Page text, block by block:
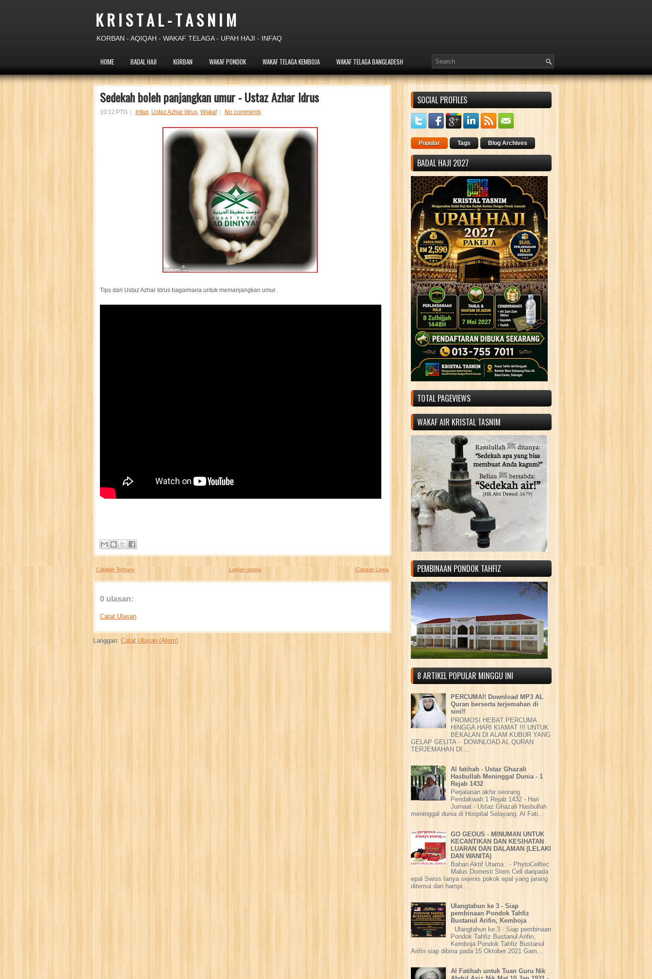
K R I S T A L - T A S N I M
KORBAN - AQIQAH - WAKAF TELAGA - UPAH HAJI - INFAQ
HOME BADAL HAJI KORBAN WAKAF PONDOK WAKAF TELAGA KEMBOJA WAKAF TELAGA BANGLADESH
Sedekah boleh panjangkan umur - Ustaz Azhar Idrus
10:12 PTG Infaq, Ustaz Azhar Idrus, Wakaf No comments
Tips dari Ustaz Azhar Idrus bagaimana untuk memanjangkan umur.
Catatan Terbaru Catatan Lama
Laman utama
0 ulasan:
Catat Ulasan
Langgan: Catat Ulasan (Atom)
SOCIAL PROFILES
Popular Tags Blog Archives
BADAL HAJI 2027
TOTAL PAGEVIEWS
WAKAF AIR KRISTAL TASNIM
PEMBINAAN PONDOK TAHFIZ
8 ARTIKEL POPULAR MINGGU INI
PERCUMA!! Download MP3 AL
Quran berserta terjemahan di
sini!!
PROMOSI HEBAT PERCUMA
HINGGA HARI KIAMAT !!! UNTUK
BEKALAN DI ALAM KUBUR YANG
GELAP GELITA - DOWNLOAD AL QURAN
TERJEMAHAN DI ...
Al fatihah - Ustaz Ghazali
Hasbullah Meninggal Dunia - 1
Rejab 1432
Perjalanan akhir seorang
Pendakwah 1 Rejab 1432 - Hari
Jumaat - Ustaz Ghazali Hasbullah
meninggal dunia di Hospital Selayang. Al Fati...
GO GEOUS - MINUMAN UNTUK
KECANTIKAN DAN KESIHATAN
LUARAN DAN DALAMAN (LELAKI
DAN WANITA)
Bahan Aktif Utama : - PhytoCelltec
Malus Domesti Stem Cell daripada
epal Swiss Ianya sejenis pokok epal yang jarang
ditemui dan hampi...
Ulangtahun ke 3 - Siap
pembinaan Pondok Tahfiz
Bustanul Arifin, Kemboja
Ulangtahun ke 3 - Siap pembinaan
Pondok Tahfiz Bustanul Arifin,
Kemboja Pondok Tahfiz Bustanul
Arifin siap dibina pada 15 Oktober 2021 Gam...
Al Fatihah untuk Tuan Guru Nik